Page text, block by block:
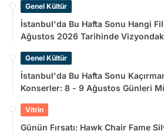
Genel Kültür
İstanbul'da Bu Hafta Sonu Hangi
Ağustos 2026 Tarihinde
Genel Kültür
İstanbul'da Bu Hafta Sonu
Konserler: 8 - 9 Ağustos Günleri
Vitrin
Günün Fırsatı: Hawk Chair Fame